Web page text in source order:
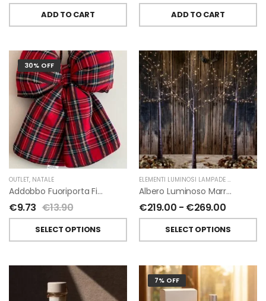
ADD TO CART ADD TO CART
30% OFF
OUTLET, NATALE
Addobbo Fuoriporta Fiocco In Velluto Rosso O In Tartan
€9.73 €13.90
SELECT OPTIONS
ELEMENTI LUMINOSI LAMPADE E LED
Albero Luminoso Marrone Interno-Esterno Di Fiorirà Un Giardino
€219.00 - €269.00
SELECT OPTIONS
7% OFF